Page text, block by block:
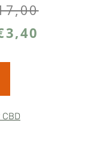
3,40